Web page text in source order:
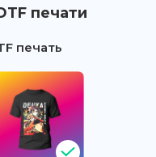
печати
печать